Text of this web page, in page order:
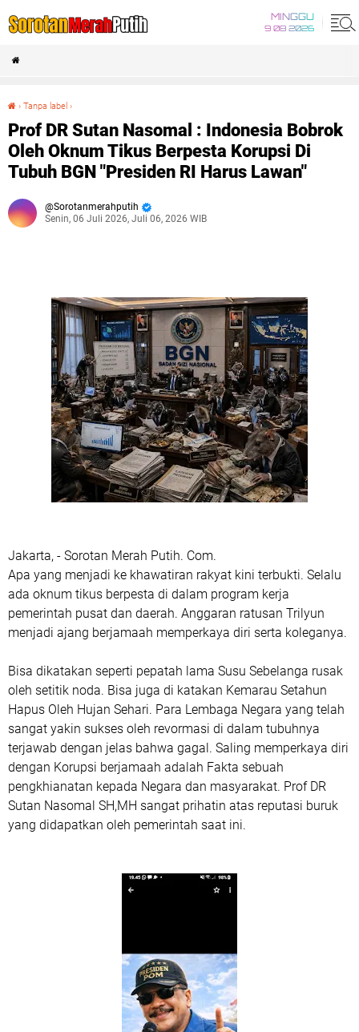
MINGGU
9 08 2026
› Tanpa label ›
Prof DR Sutan Nasomal : Indonesia Bobrok
Oleh Oknum Tikus Berpesta Korupsi Di
Tubuh BGN "Presiden RI Harus Lawan"
Sorotanmerahputih
Senin, 06 Juli 2026, Juli 06, 2026 WIB
Jakarta, - Sorotan Merah Putih. Com.
Apa yang menjadi ke khawatiran rakyat kini terbukti. Selalu
ada oknum tikus berpesta di dalam program kerja
pemerintah pusat dan daerah. Anggaran ratusan Trilyun
menjadi ajang berjamaah memperkaya diri serta koleganya.
Bisa dikatakan seperti pepatah lama Susu Sebelanga rusak
oleh setitik noda. Bisa juga di katakan Kemarau Setahun
Hapus Oleh Hujan Sehari. Para Lembaga Negara yang telah
sangat yakin sukses oleh revormasi di dalam tubuhnya
terjawab dengan jelas bahwa gagal. Saling memperkaya diri
dengan Korupsi berjamaah adalah Fakta sebuah
pengkhianatan kepada Negara dan masyarakat. Prof DR
Sutan Nasomal SH,MH sangat prihatin atas reputasi buruk
yang didapatkan oleh pemerintah saat ini.